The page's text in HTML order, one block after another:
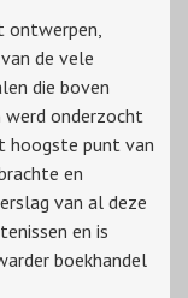
ontwerpen,
de vele
die boven
werd onderzocht
hoogste punt van
en
van al deze
en is
boekhandel